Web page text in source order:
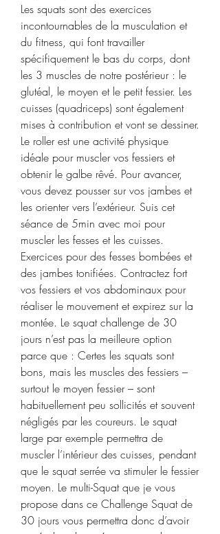
Les squats sont des exercices
incontournables de la musculation et
du fitness, qui font travailler
spécifiquement le bas du corps, dont
les 3 muscles de notre postérieur : le
glutéal, le moyen et le petit fessier. Les
cuisses (quadriceps) sont également
mises à contribution et vont se dessiner.
Le roller est une activité physique
idéale pour muscler vos fessiers et
obtenir le galbe rêvé. Pour avancer,
vous devez pousser sur vos jambes et
les orienter vers l’extérieur. Suis cet
séance de 5min avec moi pour
muscler les fesses et les cuisses.
Exercices pour des fesses bombées et
des jambes tonifiées. Contractez fort
vos fessiers et vos abdominaux pour
réaliser le mouvement et expirez sur la
montée. Le squat challenge de 30
jours n’est pas la meilleure option
parce que : Certes les squats sont
bons, mais les muscles des fessiers –
surtout le moyen fessier – sont
habituellement peu sollicités et souvent
négligés par les coureurs. Le squat
large par exemple permettra de
muscler l’intérieur des cuisses, pendant
que le squat serrée va stimuler le fessier
moyen. Le multi-Squat que je vous
propose dans ce Challenge Squat de
30 jours vous permettra donc d’avoir